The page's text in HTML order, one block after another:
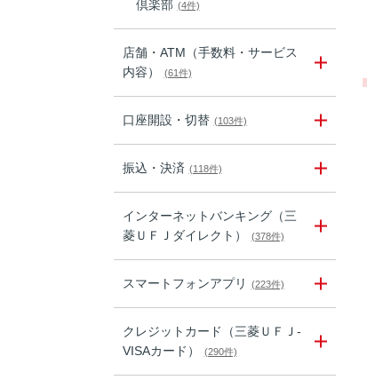
倶楽部 (4件)
店舗・ATM（手数料・サービス
内容）
(61件)
口座開設・切替 (103件)
振込・決済 (118件)
インターネットバンキング（三
菱ＵＦＪダイレクト）
(378件)
スマートフォンアプリ (223件)
クレジットカード（三菱ＵＦＪ-
VISAカード）
(290件)